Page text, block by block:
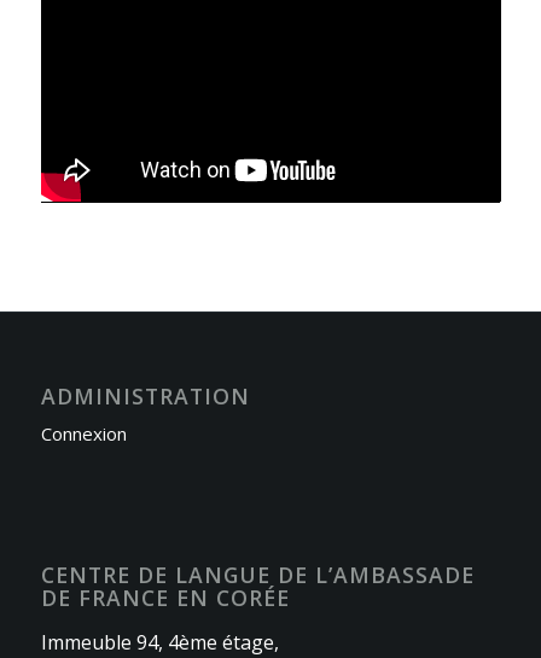
ADMINISTRATION
Connexion
CENTRE DE LANGUE DE L’AMBASSADE
DE FRANCE EN CORÉE
Immeuble 94, 4ème étage,